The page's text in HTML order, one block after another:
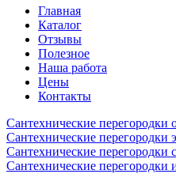
Главная
Каталог
Отзывы
Полезное
Наша работа
Цены
Контакты
Сантехнические перегородки
Cантехнические перегородки
Сантехнические перегородки
Сантехнические перегородки